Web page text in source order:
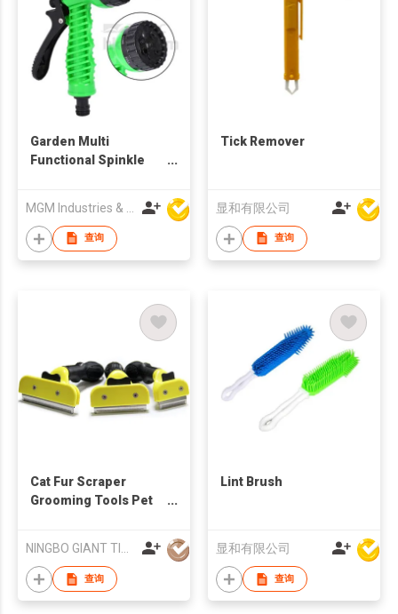
Garden Multi
Functional Spinkle
Spray Nozzle
查询
Tick Remover
显和有限公司
查询
Cat Fur Scraper
Grooming Tools Pet
Removal Comb Brush
查询
Lint Brush
显和有限公司
查询